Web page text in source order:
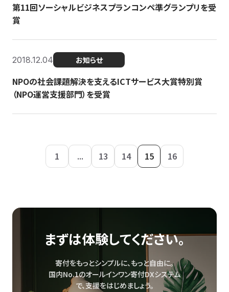
第11回ソーシャルビジネスプランコンペ準グランプリを受
賞
2018.12.04 お知らせ
NPOの社会課題解決を支えるICTサービス大賞特別賞
（NPO運営支援部門）を受賞
1 ... 13 14 15 16
まずは体験してください。
寄付をもっとシンプルに、もっと自由に。
国内No.1のオールインワン寄付DXシステム
で、支援をはじめましょう。